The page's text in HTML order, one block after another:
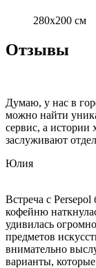
280x200 см
Отзывы
Думаю, у нас в
можно найти
сервис, а истории
заслуживают
Юлия
Встреча с
кофейню
удивилась
предметов
внимательно
варианты,